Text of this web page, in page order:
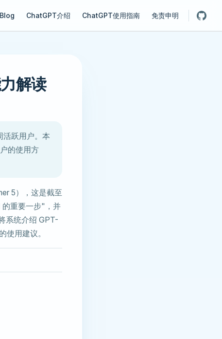
Blog ChatGPT介绍 ChatGPT使用指南 免责申明
解读
活跃用户。本
的使用方
5），这是截至
的重要一步"，并
系统介绍 GPT-
用建议。